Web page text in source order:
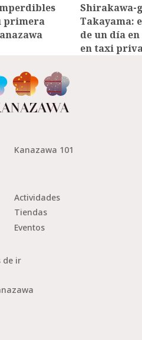
primera
Shirakawa-
Takayama:
de un día
en taxi
Kanazawa 101
Actividades
Tiendas
Eventos
de ir